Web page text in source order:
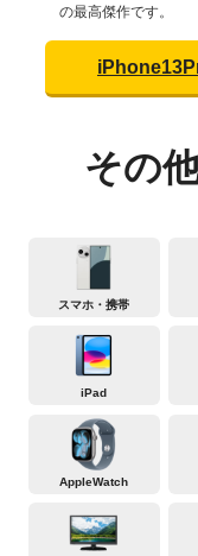
の最高傑作です。
その
スマホ・携帯
iPad
AppleWatch